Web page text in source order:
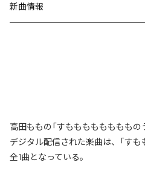
新曲情報
高田ももの「すもももももももも
デジタル配信された楽曲は、「す
全1曲となっている。